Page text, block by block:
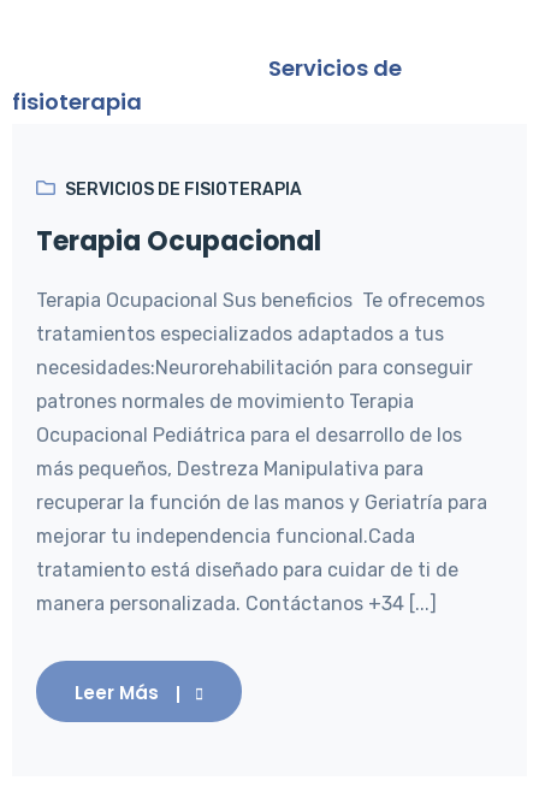
Servicios de
fisioterapia
SERVICIOS DE FISIOTERAPIA
Terapia Ocupacional
Terapia Ocupacional Sus beneficios Te ofrecemos
tratamientos especializados adaptados a tus
necesidades:Neurorehabilitación para conseguir
patrones normales de movimiento Terapia
Ocupacional Pediátrica para el desarrollo de los
más pequeños, Destreza Manipulativa para
recuperar la función de las manos y Geriatría para
mejorar tu independencia funcional.Cada
tratamiento está diseñado para cuidar de ti de
manera personalizada. Contáctanos +34 [...]
Leer Más